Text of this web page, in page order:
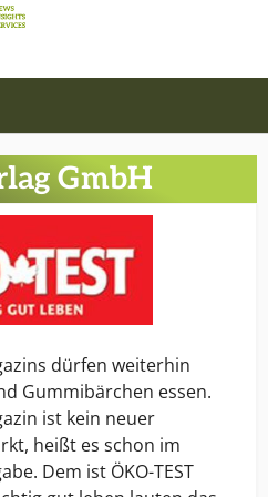
GmbH
dürfen weiterhin
Gummibärchen essen.
ist kein neuer
heißt es schon im
Dem ist ÖKO-TEST